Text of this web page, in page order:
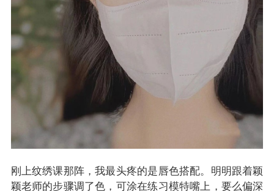
刚上纹绣课那阵，我最头疼的是唇色搭配。明明跟着颖
颖老师的步骤调了色，可涂在练习模特嘴上，要么偏深